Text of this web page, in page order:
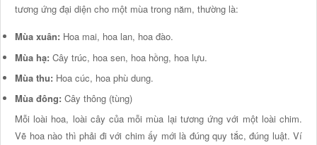
tương ứng đại diện cho một mùa trong năm, thường là:
Mùa xuân: Hoa mai, hoa lan, hoa đào.
Mùa hạ: Cây trúc, hoa sen, hoa hồng, hoa lựu.
Mùa thu: Hoa cúc, hoa phù dung.
Mùa đông: Cây thông (tùng)
Mỗi loài hoa, loài cây của mỗi mùa lại tương ứng với một loài chim.
Vẽ hoa nào thì phải đi với chim ấy mới là đúng quy tắc, đúng luật. Ví